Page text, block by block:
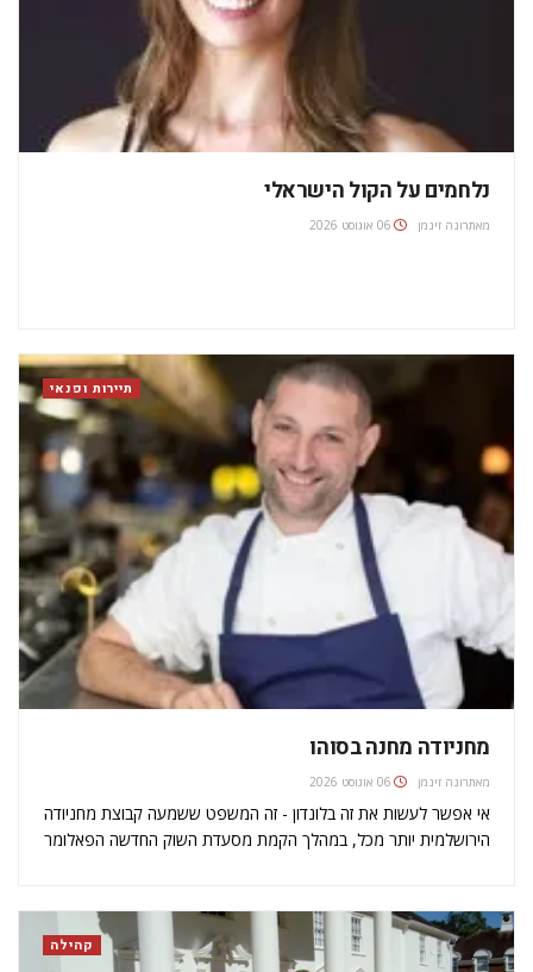
נלחמים על הקול הישראלי
מאתרונה זינמן 06 אוגוסט 2026
תיירות ופנאי
מחניודה מחנה בסוהו
מאתרונה זינמן 06 אוגוסט 2026
אי אפשר לעשות את זה בלונדון - זה המשפט ששמעה קבוצת מחניודה
הירושלמית יותר מכל, במהלך הקמת מסעדת השוק החדשה הפאלומר
הישראלית…
קהילה